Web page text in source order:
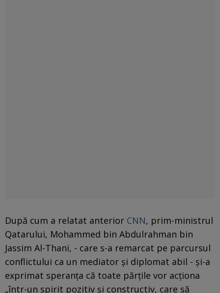
După cum a relatat anterior CNN, prim-ministrul
Qatarului, Mohammed bin Abdulrahman bin
Jassim Al-Thani, - care s-a remarcat pe parcursul
conflictului ca un mediator și diplomat abil - și-a
exprimat speranța că toate părțile vor acționa
„într-un spirit pozitiv și constructiv, care să